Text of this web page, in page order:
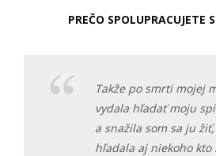
PREČO SPOLUPRACUJETE
Takže po smrti mojej
vydala hľadať moju
a snažila som sa ju
hľadala aj niekoho kto